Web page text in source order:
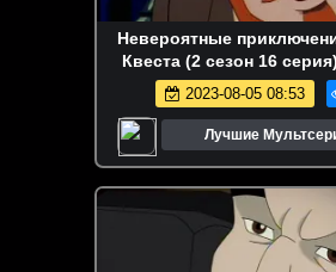
Невероятные
Квеста (2 сезон 16
измерение
2023-08-05 08:53
Лучшие